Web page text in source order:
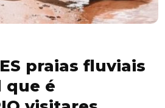
praias fluviais
que é